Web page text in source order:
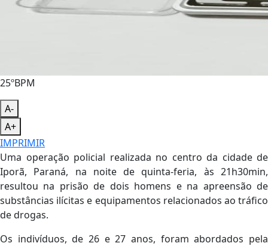
25ºBPM
A-
A+
IMPRIMIR
Uma operação policial realizada no centro da cidade de
Iporã, Paraná, na noite de quinta-feria, às 21h30min,
resultou na prisão de dois homens e na apreensão de
substâncias ilícitas e equipamentos relacionados ao tráfico
de drogas.
Os indivíduos, de 26 e 27 anos, foram abordados pela